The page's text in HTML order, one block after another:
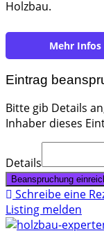
Holzbau.
https://holzbau-
Eintrag
Bitte gib Details
Inhaber dieses
Details
Beanspruchung
Schreibe eine
Listing melden